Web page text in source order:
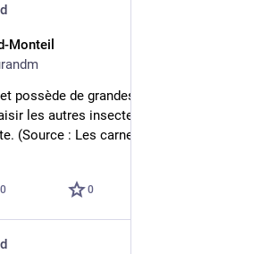
Monteil
possède de grandes mandibules,
les autres insectes dont elle se nourrit,
(Source : Les carnets nature de Jessica)
0 0